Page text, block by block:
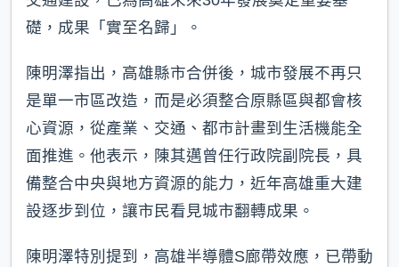
礎，成果「實至名歸」。
陳明澤指出，高雄縣市合併後，城市發展不再只
是單一市區改造，而是必須整合原縣區與都會核
心資源，從產業、交通、都市計畫到生活機能全
面推進。他表示，陳其邁曾任行政院副院長，具
備整合中央與地方資源的能力，近年高雄重大建
設逐步到位，讓市民看見城市翻轉成果。
陳明澤特別提到，高雄半導體S廊帶效應，已帶動